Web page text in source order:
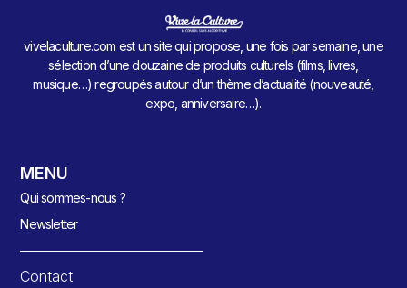
vivelaculture.com est un site qui propose, une fois par semaine, une
sélection d’une douzaine de produits culturels (films, livres,
musique…) regroupés autour d’un thème d’actualité (nouveauté,
expo, anniversaire…).
MENU
Qui sommes-nous ?
Newsletter
Contact